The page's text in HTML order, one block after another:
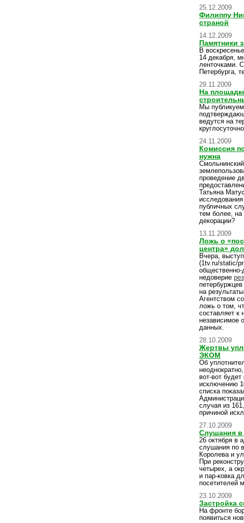
25.12.2009
Филиппу
страной
14.12.2009
Памятники
В
14 декабря,
ленточками.
Петербурга,
29.11.2009
На
Мы
ведутся на
24.11.2009
Комиссия
нужна
проведение
Татьяна
публичных
тем более, на
декорации?
13.11.2009
Ложь о
центра»
Вчера,
(1tv.ru/static/
общественно-
недоверие
на
Агентством
ложь о том,
составляет
независимое
данных.
28.10.2009
Жертвы
ЭКОМ
Об
вот-вот
исключению
списка
случая из
причиной
27.10.2009
Слушания в
26 октября в
слушания по
Королева и
При
четырех, а
и пар-ковка
посетителей
23.10.2009
Застройка
На фронте
появиться